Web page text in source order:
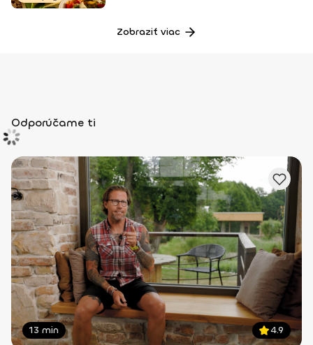
Zobraziť viac
Odporúčame ti
13 min 4.9